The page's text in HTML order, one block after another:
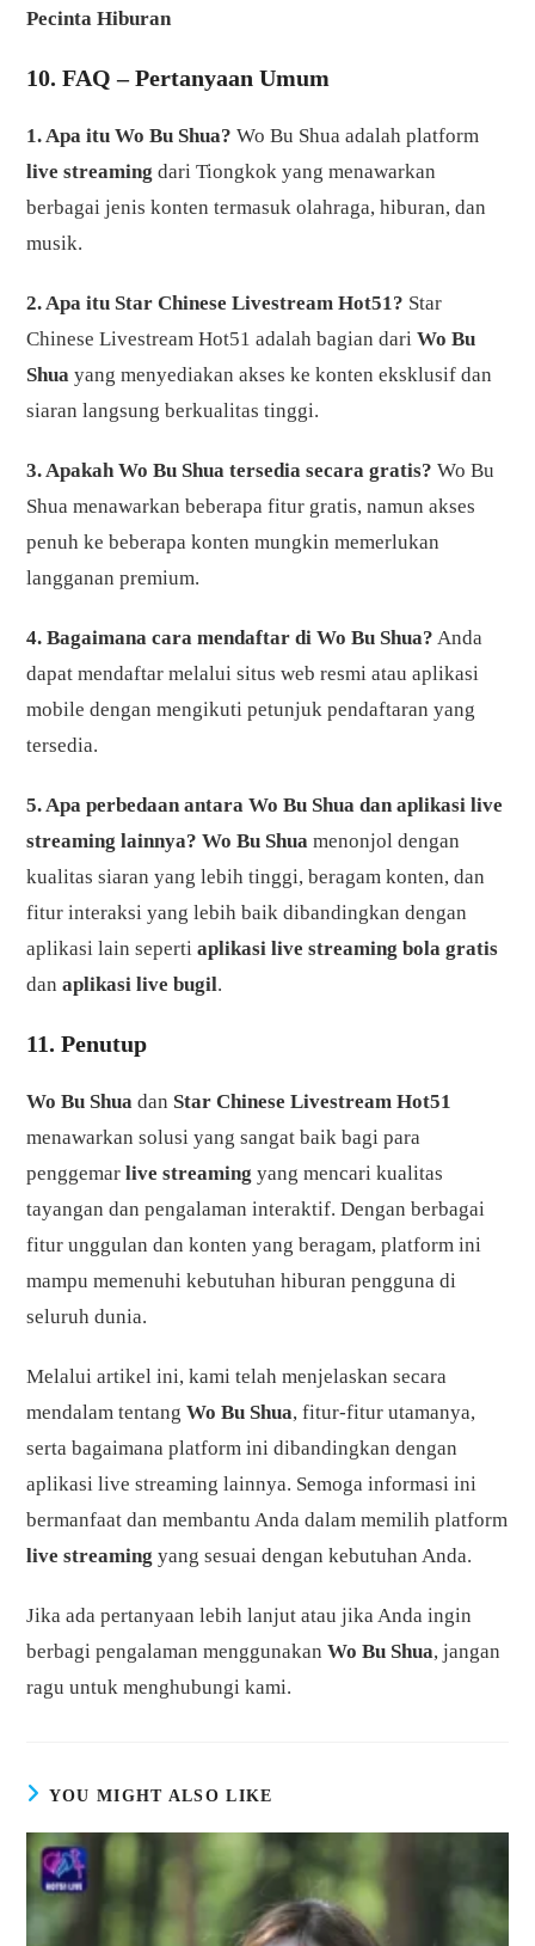
Pecinta Hiburan
10. FAQ – Pertanyaan Umum
1. Apa itu Wo Bu Shua? Wo Bu Shua adalah platform
live streaming dari Tiongkok yang menawarkan
berbagai jenis konten termasuk olahraga, hiburan, dan
musik.
2. Apa itu Star Chinese Livestream Hot51? Star
Chinese Livestream Hot51 adalah bagian dariWo Bu
Shua yang menyediakan akses ke konten eksklusif dan
siaran langsung berkualitas tinggi.
3. Apakah Wo Bu Shua tersedia secara gratis? Wo Bu
Shua menawarkan beberapa fitur gratis, namun akses
penuh ke beberapa konten mungkin memerlukan
langganan premium.
4. Bagaimana cara mendaftar di Wo Bu Shua? Anda
dapat mendaftar melalui situs web resmi atau aplikasi
mobile dengan mengikuti petunjuk pendaftaran yang
tersedia.
5. Apa perbedaan antara Wo Bu Shua dan aplikasi live
streaming lainnya? Wo Bu Shua menonjol dengan
kualitas siaran yang lebih tinggi, beragam konten, dan
fitur interaksi yang lebih baik dibandingkan dengan
aplikasi lain sepertiaplikasi live streaming bola gratis
danaplikasi live bugil.
11. Penutup
Wo Bu Shua dan Star Chinese Livestream Hot51
menawarkan solusi yang sangat baik bagi para
penggemarlive streaming yang mencari kualitas
tayangan dan pengalaman interaktif. Dengan berbagai
fitur unggulan dan konten yang beragam, platform ini
mampu memenuhi kebutuhan hiburan pengguna di
seluruh dunia.
Melalui artikel ini, kami telah menjelaskan secara
mendalam tentangWo Bu Shua, fitur-fitur utamanya,
serta bagaimana platform ini dibandingkan dengan
aplikasi live streaming lainnya. Semoga informasi ini
bermanfaat dan membantu Anda dalam memilih platform
live streaming yang sesuai dengan kebutuhan Anda.
Jika ada pertanyaan lebih lanjut atau jika Anda ingin
berbagi pengalaman menggunakanWo Bu Shua, jangan
ragu untuk menghubungi kami.
YOU MIGHT ALSO LIKE